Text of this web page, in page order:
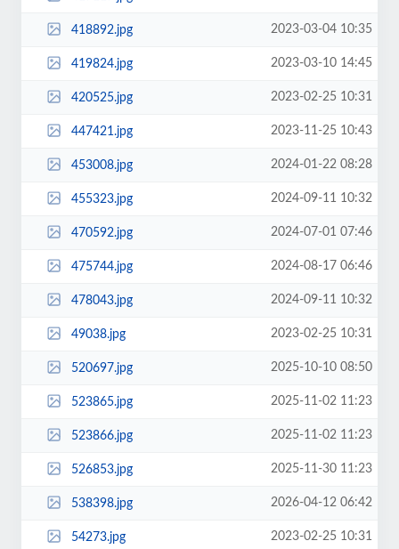
418892.jpg 2023-03-04 10:35
419824.jpg 2023-03-10 14:45
420525.jpg 2023-02-25 10:31
447421.jpg 2023-11-25 10:43
453008.jpg 2024-01-22 08:28
455323.jpg 2024-09-11 10:32
470592.jpg 2024-07-01 07:46
475744.jpg 2024-08-17 06:46
478043.jpg 2024-09-11 10:32
49038.jpg 2023-02-25 10:31
520697.jpg 2025-10-10 08:50
523865.jpg 2025-11-02 11:23
523866.jpg 2025-11-02 11:23
526853.jpg 2025-11-30 11:23
538398.jpg 2026-04-12 06:42
54273.jpg 2023-02-25 10:31